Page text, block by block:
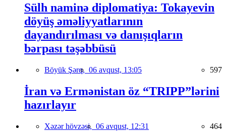
Sülh naminə diplomatiya: Tokayevin
döyüş əməliyyatlarının
dayandırılması və danışıqların
bərpası təşəbbüsü
Böyük Şərq, 06 avqust, 13:05 597
İran və Ermənistan öz “TRIPP”lərini
hazırlayır
Xəzər hövzəsi, 06 avqust, 12:31 464